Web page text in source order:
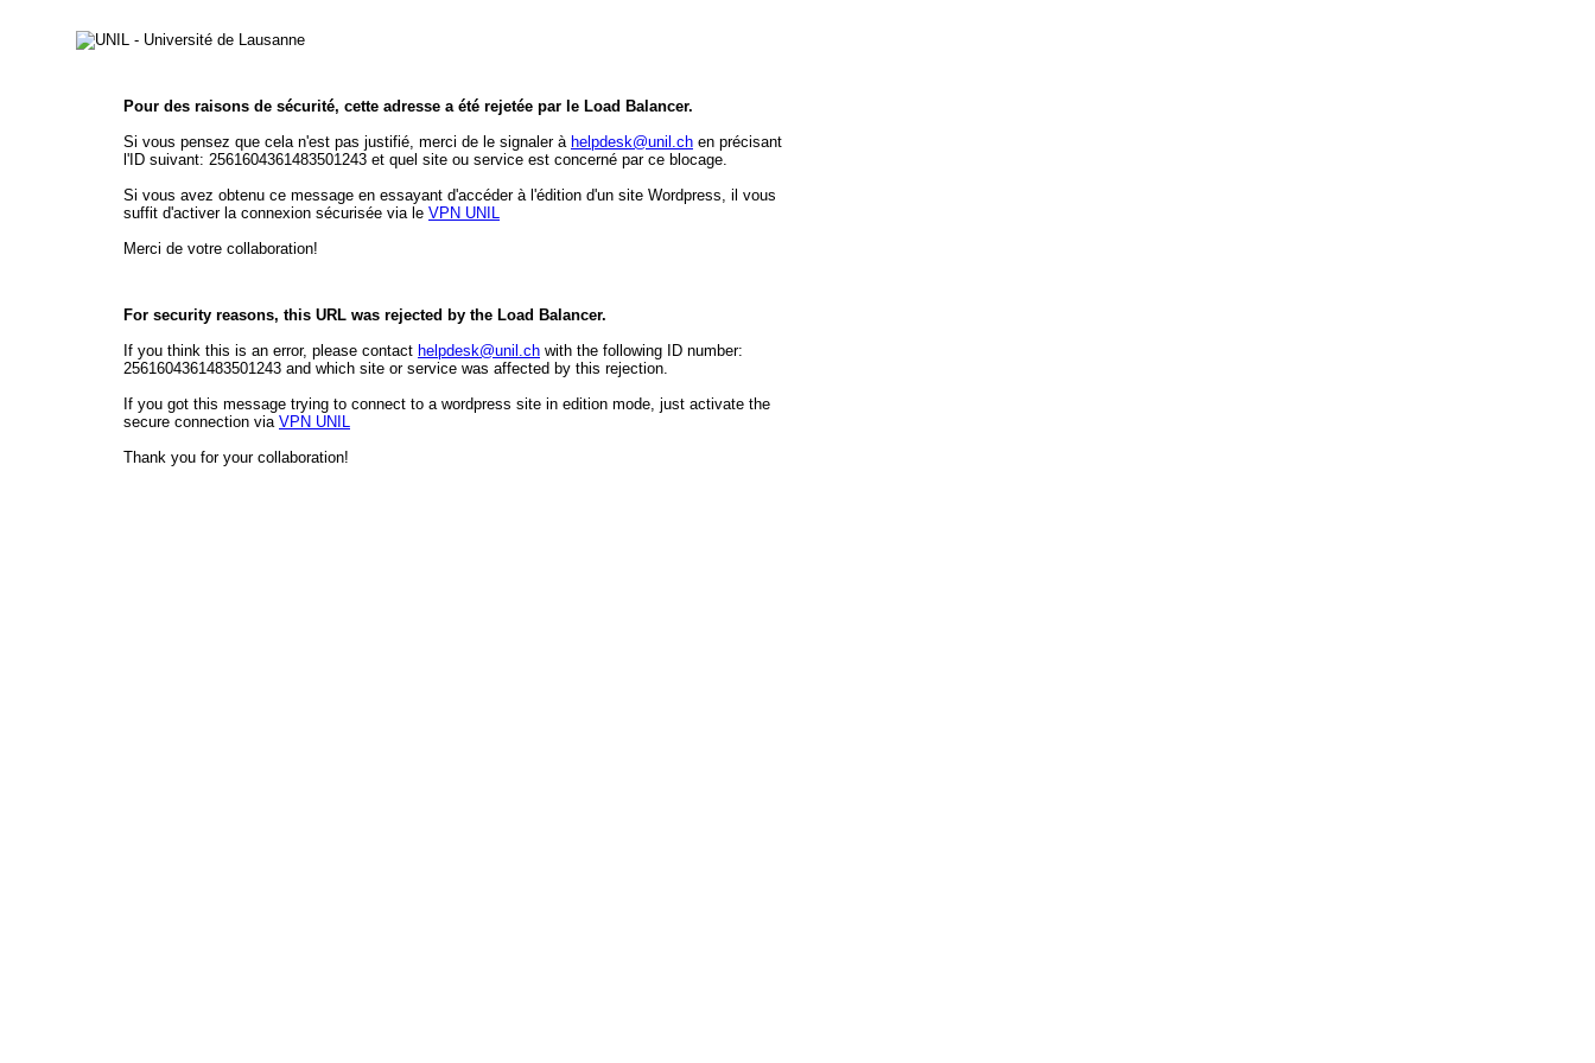
Pour des raisons de sécurité, cette adresse a été rejetée par le Load Balancer.
Si vous pensez que cela n'est pas justifié, merci de le signaler à helpdesk@unil.ch en précisant
l'ID suivant: 2561604361483501243 et quel site ou service est concerné par ce blocage.
Si vous avez obtenu ce message en essayant d'accéder à l'édition d'un site Wordpress, il vous
suffit d'activer la connexion sécurisée via le VPN UNIL
Merci de votre collaboration!
For security reasons, this URL was rejected by the Load Balancer.
If you think this is an error, please contact helpdesk@unil.ch with the following ID number:
2561604361483501243 and which site or service was affected by this rejection.
If you got this message trying to connect to a wordpress site in edition mode, just activate the
secure connection via VPN UNIL
Thank you for your collaboration!